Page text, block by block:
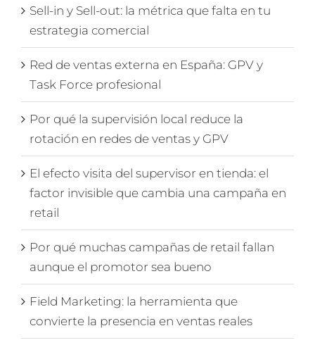
Sell-in y Sell-out: la métrica que falta en tu
estrategia comercial
Red de ventas externa en España: GPV y
Task Force profesional
Por qué la supervisión local reduce la
rotación en redes de ventas y GPV
El efecto visita del supervisor en tienda: el
factor invisible que cambia una campaña en
retail
Por qué muchas campañas de retail fallan
aunque el promotor sea bueno
Field Marketing: la herramienta que
convierte la presencia en ventas reales